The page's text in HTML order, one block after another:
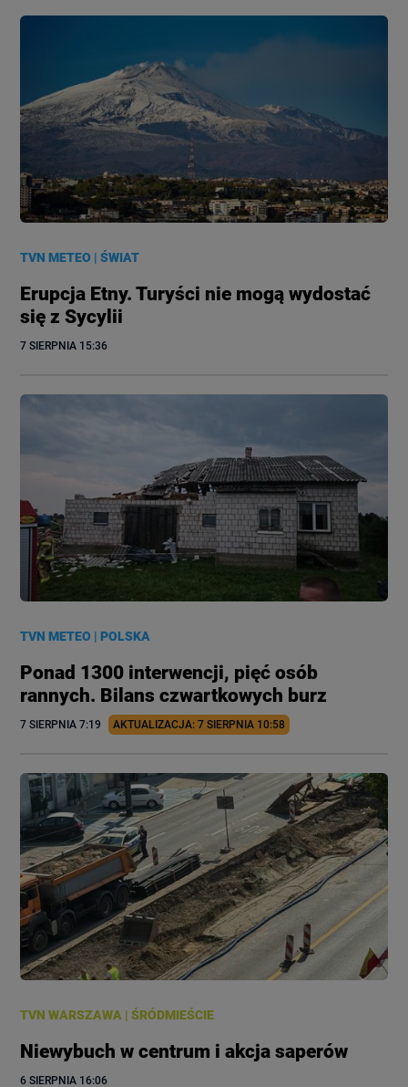
TVN METEO |ŚWIAT
Erupcja Etny. Turyści nie mogą wydostać
się z Sycylii
7 SIERPNIA 15:36
TVN METEO |POLSKA
Ponad 1300 interwencji, pięć osób
rannych. Bilans czwartkowych burz
7 SIERPNIA 7:19 AKTUALIZACJA: 7 SIERPNIA 10:58
TVN WARSZAWA |ŚRÓDMIEŚCIE
Niewybuch w centrum i akcja saperów
6 SIERPNIA 16:06